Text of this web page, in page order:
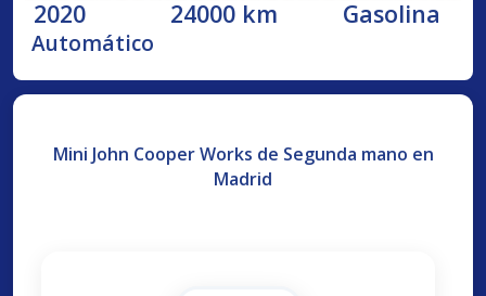
2020 24000 km Gasolina
Automático
Mini John Cooper Works de Segunda mano en
Madrid